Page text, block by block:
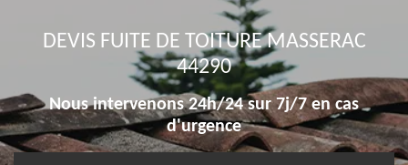
DEVIS FUITE DE TOITURE MASSERAC
44290
Nous intervenons 24h/24 sur 7j/7 en cas
d'urgence